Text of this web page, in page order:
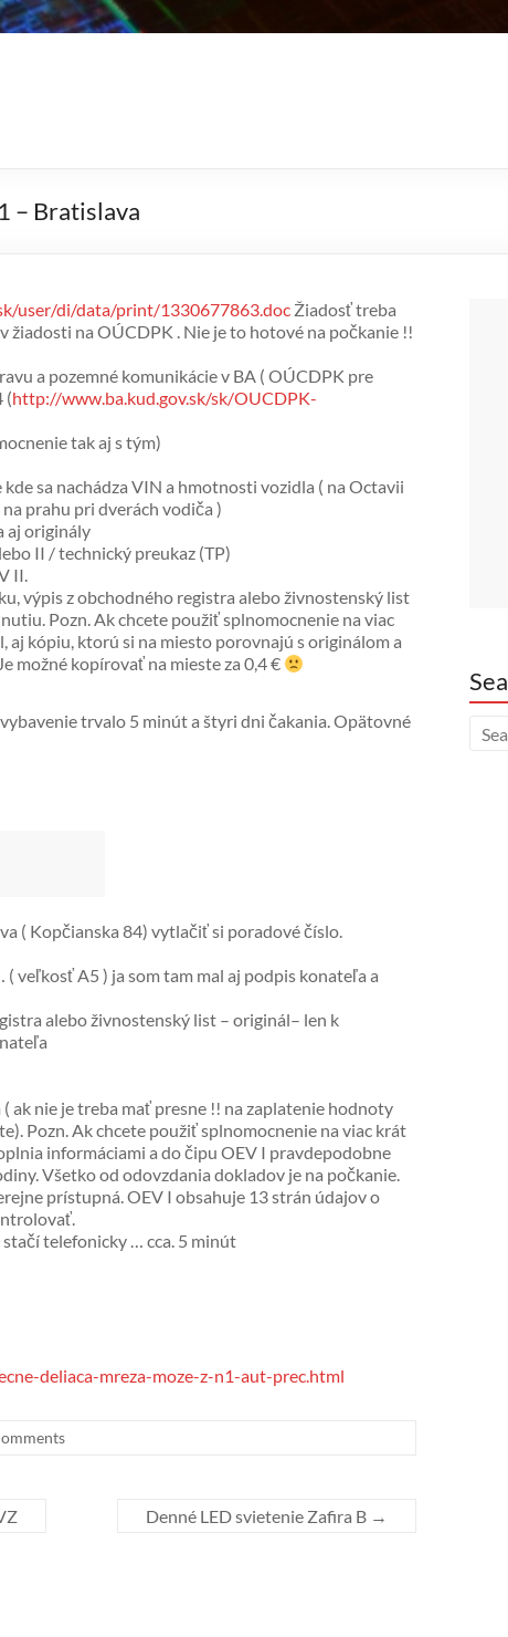
– Bratislava
user/di/data/print/1330677863.doc Žiadosť treba
na OÚCDPK . Nie je to hotové na počkanie !!
a pozemné komunikácie v BA ( OÚCDPK pre
(http://www.ba.kud.gov.sk/sk/OUCDPK-
tak aj s tým)
sa nachádza VIN a hmotnosti vozidla ( na Octavii
prahu pri dverách vodiča )
aj originály
II / technický preukaz (TP)
II.
výpis z obchodného registra alebo živnostenský list
Pozn. Ak chcete použiť splnomocnenie na viac
aj kópiu, ktorú si na miesto porovnajú s originálom a
možné kopírovať na mieste za 0,4 €
trvalo 5 minút a štyri dni čakania. Opätovné
( Kopčianska 84) vytlačiť si poradové číslo.
veľkosť A5 ) ja som tam mal aj podpis konateľa a
alebo živnostenský list – originál– len k
ak nie je treba mať presne !! na zaplatenie hodnoty
Pozn. Ak chcete použiť splnomocnenie na viac krát
informáciami a do čipu OEV I pravdepodobne
Všetko od odovzdania dokladov je na počkanie.
prístupná. OEV I obsahuje 13 strán údajov o
telefonicky … cca. 5 minút
deliaca-mreza-moze-z-n1-aut-prec.html
Denné LED svietenie Zafira B →